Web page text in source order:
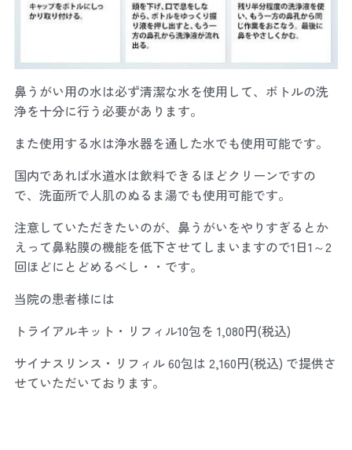
鼻うがい用の水は必ず清潔な水を使用して、ボトルの洗
浄を十分に行う必要があります。
また使用する水は浄水器を通した水でも使用可能です。
国内であれば水道水は飲料できるほどクリーンですの
で、洗面所で人肌のぬるま湯でも使用可能です。
注意していただきたいのが、鼻うがいをやりすぎるとか
えって鼻粘膜の機能を低下させてしまいますので1日1～2
回ほどにとどめるべし・・です。
当院の患者様には
トライアルキット・リフィル10包を 1,080円(税込)
サイナスリンス・リフィル 60包は 2,160円(税込) で提供さ
せていただいております。